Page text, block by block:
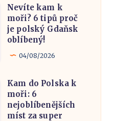
Nevíte kam k
moři? 6 tipů proč
je polský Gdaňsk
oblíbený!
04/08/2026
Kam do Polska k
moři: 6
nejoblíbenějších
míst za super